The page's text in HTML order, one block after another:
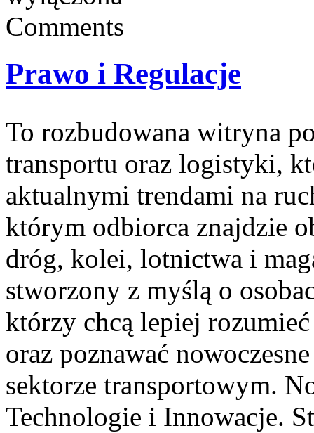
Comments
Prawo i Regulacje
To rozbudowana witryna
transportu oraz logistyki,
aktualnymi trendami na
którym odbiorca znajdzie
dróg, kolei, lotnictwa i
stworzony z myślą o
którzy chcą lepiej
oraz poznawać
sektorze transportowym.
Technologie i Innowacje.